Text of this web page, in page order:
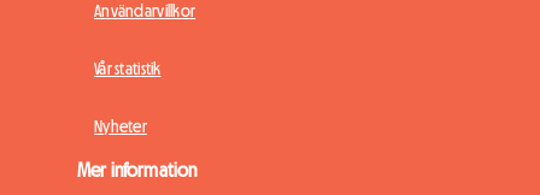
Användarvillkor
Vår statistik
Nyheter
Mer information